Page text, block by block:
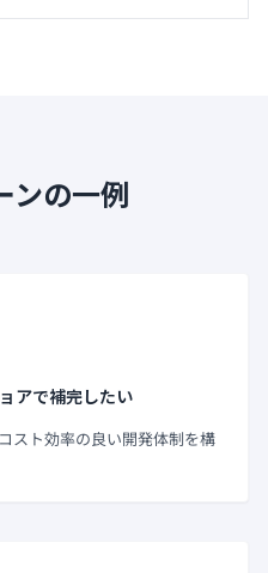
ンの一例
アで補完したい
スト効率の良い開発体制を構